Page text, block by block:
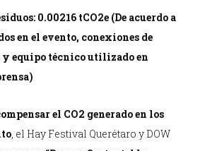
0.00216 tCO2e (De acuerdo a
en el evento, conexiones de
equipo técnico utilizado en
el CO2 generado en los
, el Hay Festival Querétaro y DOW